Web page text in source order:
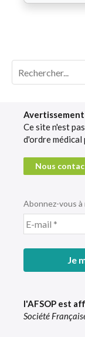
Ce site n'est
d'ordre médical
Nous
Abonnez-vous
l'AFSOP est
Société